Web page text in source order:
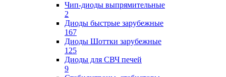
Чип-диоды выпрямительные
2
Диоды быстрые зарубежные
167
Диоды Шоттки зарубежные
125
Диоды для СВЧ печей
9